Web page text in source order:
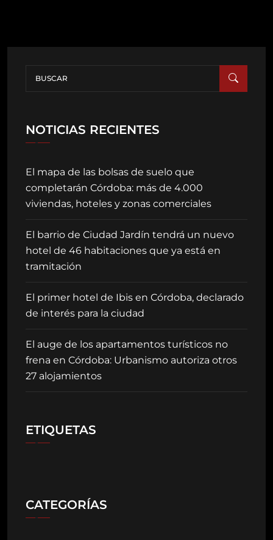
NOTICIAS RECIENTES
El mapa de las bolsas de suelo que
completarán Córdoba: más de 4.000
viviendas, hoteles y zonas comerciales
El barrio de Ciudad Jardín tendrá un nuevo
hotel de 46 habitaciones que ya está en
tramitación
El primer hotel de Ibis en Córdoba, declarado
de interés para la ciudad
El auge de los apartamentos turísticos no
frena en Córdoba: Urbanismo autoriza otros
27 alojamientos
ETIQUETAS
CATEGORÍAS